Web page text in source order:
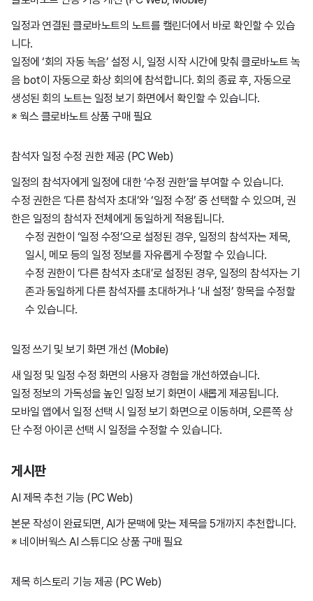
일정과 연결된 클로바노트의 노트를 캘린더에서 바로 확인할 수 있습
니다.
일정에 ‘회의 자동 녹음’ 설정 시, 일정 시작 시간에 맞춰 클로바노트 녹
음 bot이 자동으로 화상 회의에 참석합니다. 회의 종료 후, 자동으로
생성된 회의 노트는 일정 보기 화면에서 확인할 수 있습니다.
※ 웍스 클로바노트 상품 구매 필요
참석자 일정 수정 권한 제공 (PC Web)
일정의 참석자에게 일정에 대한 ‘수정 권한’을 부여할 수 있습니다.
수정 권한은 ‘다른 참석자 초대’와 ‘일정 수정’ 중 선택할 수 있으며, 권
한은 일정의 참석자 전체에게 동일하게 적용됩니다.
수정 권한이 ‘일정 수정’으로 설정된 경우, 일정의 참석자는 제목,
일시, 메모 등의 일정 정보를 자유롭게 수정할 수 있습니다.
수정 권한이 ‘다른 참석자 초대’로 설정된 경우, 일정의 참석자는 기
존과 동일하게 다른 참석자를 초대하거나 ‘내 설정’ 항목을 수정할
수 있습니다.
일정 쓰기 및 보기 화면 개선 (Mobile)
새 일정 및 일정 수정 화면의 사용자 경험을 개선하였습니다.
일정 정보의 가독성을 높인 일정 보기 화면이 새롭게 제공됩니다.
모바일 앱에서 일정 선택 시 일정 보기 화면으로 이동하며, 오른쪽 상
단 수정 아이콘 선택 시 일정을 수정할 수 있습니다.
게시판
AI 제목 추천 기능 (PC Web)
본문 작성이 완료되면, AI가 문맥에 맞는 제목을 5개까지 추천합니다.
※ 네이버웍스 AI 스튜디오 상품 구매 필요
제목 히스토리 기능 제공 (PC Web)